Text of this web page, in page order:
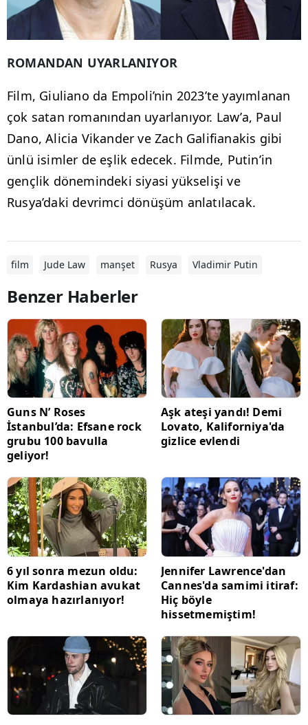
ROMANDAN UYARLANIYOR
Film, Giuliano da Empoli’nin 2023’te yayımlanan
çok satan romanından uyarlanıyor. Law’a, Paul
Dano, Alicia Vikander ve Zach Galifianakis gibi
ünlü isimler de eşlik edecek. Filmde, Putin’in
gençlik dönemindeki siyasi yükselişi ve
Rusya’daki devrimci dönüşüm anlatılacak.
film Jude Law manşet Rusya Vladimir Putin
Benzer Haberler
Guns N’ Roses
İstanbul’da: Efsane rock
grubu 100 bavulla
geliyor!
Aşk ateşi yandı! Demi
Lovato, Kaliforniya'da
gizlice evlendi
6 yıl sonra mezun oldu:
Kim Kardashian avukat
olmaya hazırlanıyor!
Jennifer Lawrence'dan
Cannes'da samimi itiraf:
Hiç böyle
hissetmemiştim!